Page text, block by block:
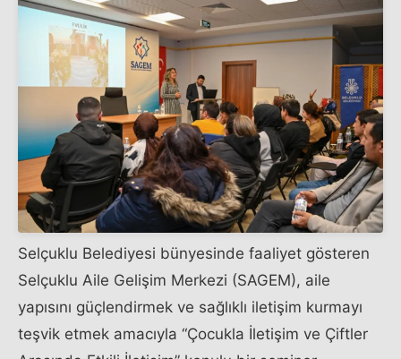
Selçuklu Belediyesi bünyesinde faaliyet gösteren
Selçuklu Aile Gelişim Merkezi (SAGEM), aile
yapısını güçlendirmek ve sağlıklı iletişim kurmayı
teşvik etmek amacıyla “Çocukla İletişim ve Çiftler